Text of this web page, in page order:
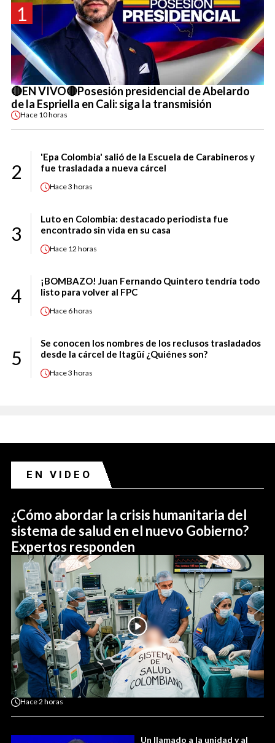
1
🔴EN VIVO🔴Posesión presidencial de Abelardo
de la Espriella en Cali: siga la transmisión
Hace 10 horas
2
'Epa Colombia' salió de la Escuela de Carabineros y
fue trasladada a nueva cárcel
Hace3 horas
3
Luto en Colombia: destacado periodista fue
encontrado sin vida en su casa
Hace 12 horas
4
¡BOMBAZO! Juan Fernando Quintero tendría todo
listo para volver al FPC
Hace 6 horas
5
Se conocen los nombres de los reclusos trasladados
desde la cárcel de Itagüí ¿Quiénes son?
Hace3 horas
EN VIDEO
¿Cómo abordar la crisis humanitaria del
sistema de salud en el nuevo Gobierno?
Expertos responden
Hace2 horas
Un llamado a la unidad y al